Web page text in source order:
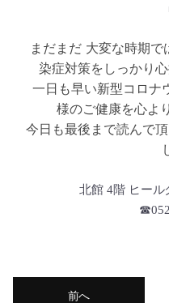
まだまだ 大変な時期で
染症対策をしっかり
一日も早い新型コロナ
様のご健康を心よ
今日も最後まで読んで
北館 4階 ヒー
前へ